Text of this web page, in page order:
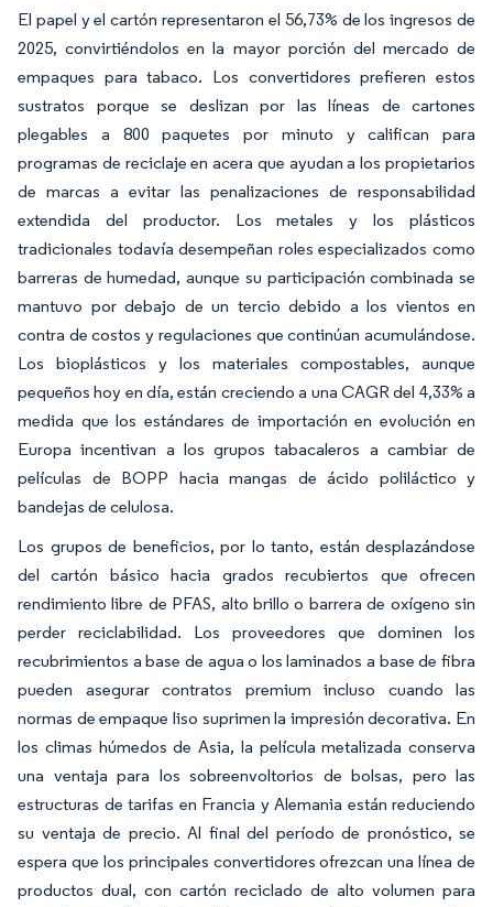
El papel y el cartón representaron el 56,73% de los ingresos de
2025, convirtiéndolos en la mayor porción del mercado de
empaques para tabaco. Los convertidores prefieren estos
sustratos porque se deslizan por las líneas de cartones
plegables a 800 paquetes por minuto y califican para
programas de reciclaje en acera que ayudan a los propietarios
de marcas a evitar las penalizaciones de responsabilidad
extendida del productor. Los metales y los plásticos
tradicionales todavía desempeñan roles especializados como
barreras de humedad, aunque su participación combinada se
mantuvo por debajo de un tercio debido a los vientos en
contra de costos y regulaciones que continúan acumulándose.
Los bioplásticos y los materiales compostables, aunque
pequeños hoy en día, están creciendo a una CAGR del 4,33% a
medida que los estándares de importación en evolución en
Europa incentivan a los grupos tabacaleros a cambiar de
películas de BOPP hacia mangas de ácido poliláctico y
bandejas de celulosa.
Los grupos de beneficios, por lo tanto, están desplazándose
del cartón básico hacia grados recubiertos que ofrecen
rendimiento libre de PFAS, alto brillo o barrera de oxígeno sin
perder reciclabilidad. Los proveedores que dominen los
recubrimientos a base de agua o los laminados a base de fibra
pueden asegurar contratos premium incluso cuando las
normas de empaque liso suprimen la impresión decorativa. En
los climas húmedos de Asia, la película metalizada conserva
una ventaja para los sobreenvoltorios de bolsas, pero las
estructuras de tarifas en Francia y Alemania están reduciendo
su ventaja de precio. Al final del período de pronóstico, se
espera que los principales convertidores ofrezcan una línea de
productos dual, con cartón reciclado de alto volumen para